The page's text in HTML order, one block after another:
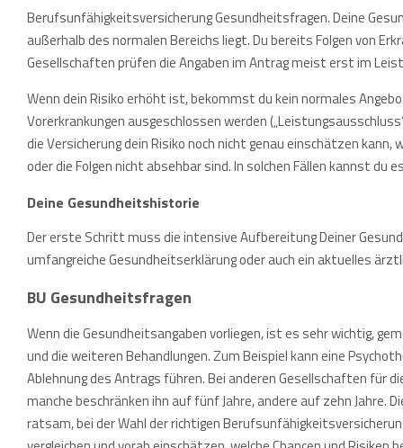
Berufsunfähigkeitsversicherung Gesundheitsfragen. Deine
außerhalb des normalen Bereichs liegt. Du bereits Folgen von
Gesellschaften prüfen die Angaben im Antrag meist erst im
Wenn dein Risiko erhöht ist, bekommst du kein normales
Vorerkrankungen ausgeschlossen werden
die Versicherung dein Risiko noch nicht genau einschätzen
oder die Folgen nicht absehbar sind. In solchen Fällen kannst du
Deine Gesundheitshistorie
Der erste Schritt muss die intensive Aufbereitung Deiner
umfangreiche Gesundheitserklärung oder auch ein aktuelles
BU Gesundheitsfragen
Wenn die Gesundheitsangaben vorliegen, ist es sehr wichtig,
und die weiteren Behandlungen. Zum Beispiel kann eine
Ablehnung des Antrags führen. Bei anderen Gesellschaften für
manche beschränken ihn auf fünf Jahre, andere auf zehn
ratsam, bei der Wahl der richtigen